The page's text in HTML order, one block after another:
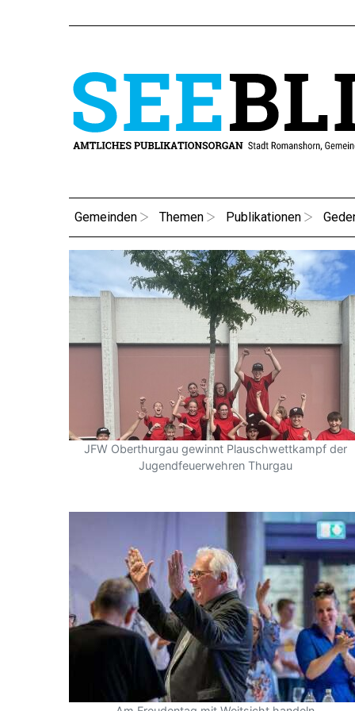
Gemeinden Themen Publikationen
JFW Oberthurgau gewinnt Plauschwettkampf der
Jugendfeuerwehren Thurgau